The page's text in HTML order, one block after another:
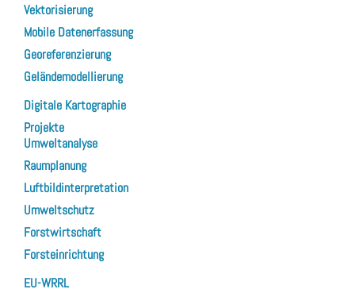
Vektorisierung
Mobile Datenerfassung
Georeferenzierung
Geländemodellierung
Digitale Kartographie
Projekte
Umweltanalyse
Raumplanung
Luftbildinterpretation
Umweltschutz
Forstwirtschaft
Forsteinrichtung
EU-WRRL